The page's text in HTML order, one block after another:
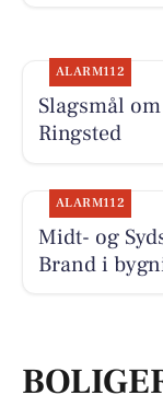
ALARM112
Slagsmål
Ringsted
ALARM112
Midt- og
Brand i